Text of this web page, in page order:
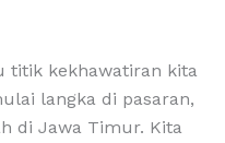
titik kekhawatiran kita
langka di pasaran,
di Jawa Timur. Kita